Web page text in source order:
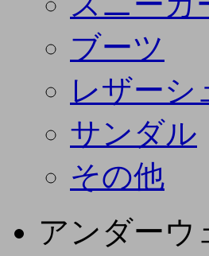
ブーツ
レザーシ
サンダル
その他
アンダーウ